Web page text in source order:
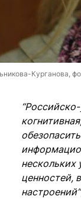
Курганова,
нескольких
ценностей,
настроений”